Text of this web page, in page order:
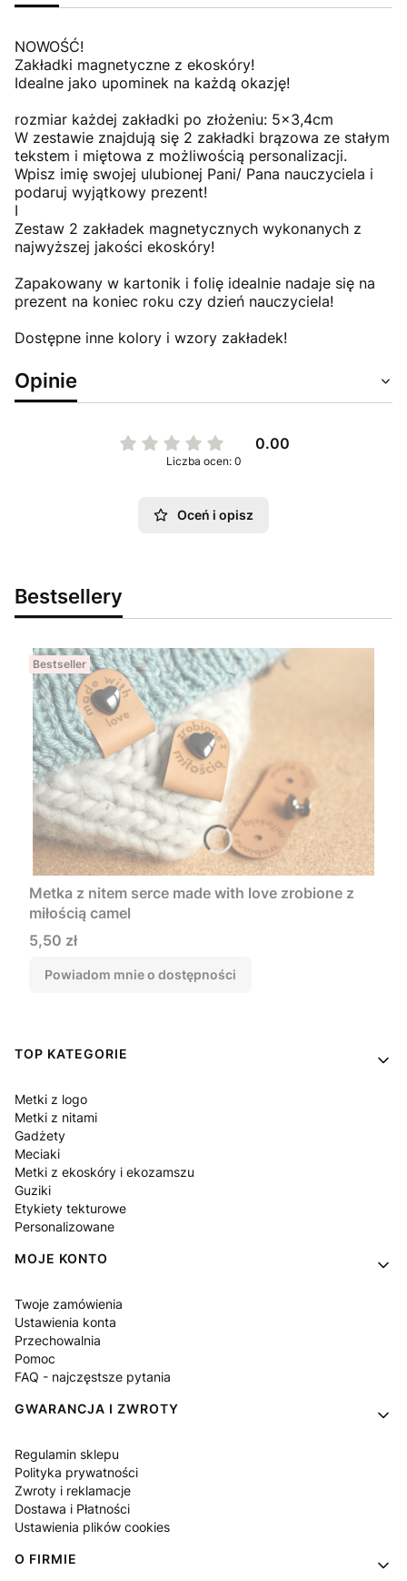
NOWOŚĆ!
Zakładki magnetyczne z ekoskóry!
Idealne jako upominek na każdą okazję!
rozmiar każdej zakładki po złożeniu: 5x3,4cm
W zestawie znajdują się 2 zakładki brązowa ze stałym
tekstem i miętowa z możliwością personalizacji.
Wpisz imię swojej ulubionej Pani/ Pana nauczyciela i
podaruj wyjątkowy prezent!
I
Zestaw 2 zakładek magnetycznych wykonanych z
najwyższej jakości ekoskóry!
Zapakowany w kartonik i folię idealnie nadaje się na
prezent na koniec roku czy dzień nauczyciela!
Dostępne inne kolory i wzory zakładek!
Opinie
0.00
Liczba ocen: 0
Oceń i opisz
Bestsellery
Bestseller
Metka z nitem serce made with love zrobione z
miłością camel
Cena
5,50 zł
Powiadom mnie o dostępności
Linki w stopce
TOP KATEGORIE
Metki z logo
Metki z nitami
Gadżety
Meciaki
Metki z ekoskóry i ekozamszu
Guziki
Etykiety tekturowe
Personalizowane
MOJE KONTO
Twoje zamówienia
Ustawienia konta
Przechowalnia
Pomoc
FAQ - najczęstsze pytania
GWARANCJA I ZWROTY
Regulamin sklepu
Polityka prywatności
Zwroty i reklamacje
Dostawa i Płatności
Ustawienia plików cookies
O FIRMIE